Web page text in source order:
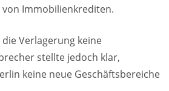
Immobilienkrediten.
Verlagerung keine
stellte jedoch klar,
keine neue Geschäftsbereiche